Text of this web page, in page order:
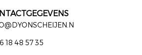
18 48 57 35